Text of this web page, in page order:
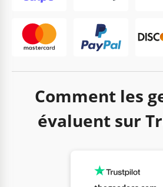
Comment les
évaluent sur